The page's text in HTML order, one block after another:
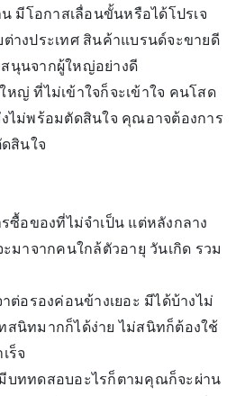
มีโอกาสเลื่อนขั้นหรือได้โปรเจ
างประเทศ สินค้าแบรนด์จะขายดี
นุนจากผู้ใหญ่อย่างดี
ญ่ ที่ไม่เข้าใจก็จะเข้าใจ คนโสด
ไม่พร้อมตัดสินใจ คุณอาจต้องการ
สินใจ
ซื้อของที่ไม่จำเป็น แต่หลังกลาง
มาจากคนใกล้ตัวอายุ วันเกิด รวม
ต่อรองค่อนข้างเยอะ มีได้บ้างไม่
นิทมากก็ได้ง่าย ไม่สนิทก็ต้องใช้
ร็จ
บททดสอบอะไรก็ตามคุณก็จะผ่าน